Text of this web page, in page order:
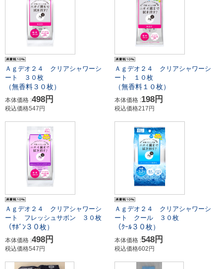
Ａｇデオ２４ クリアシャワーシ
ート ３０枚
（無香料３０枚）
本体価格 :498円
税込価格547円
Ａｇデオ２４ クリアシャワーシ
ート １０枚
（無香料１０枚）
本体価格 :198円
税込価格217円
Ａｇデオ２４ クリアシャワーシ
ート フレッシュサボン ３０枚
（ｻﾎﾞﾝ３０枚）
本体価格 :498円
税込価格547円
Ａｇデオ２４ クリアシャワーシ
ート クール ３０枚
（ｸｰﾙ３０枚）
本体価格 :548円
税込価格602円